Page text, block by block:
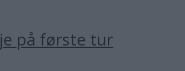
på første tur